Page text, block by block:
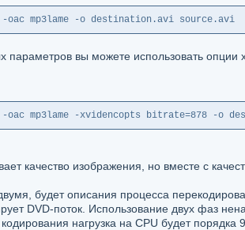
-oac mp3lame -o destination.avi source.avi
параметров вы можете использовать опции
-oac mp3lame -xvidencopts bitrate=878 -o
качество изображения, но вместе с
будет описания процесса
DVD-поток. Использование двух фаз
нагрузка на CPU будет порядка